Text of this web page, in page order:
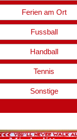
Ferien am Ort
Fussball
Handball
Tennis
Sonstige